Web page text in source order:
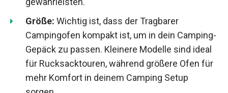
Größe: Wichtig ist, dass der Tragbarer
Campingofen kompakt ist, um in dein Camping-
Gepäck zu passen. Kleinere Modelle sind ideal
für Rucksacktouren, während größere Ofen für
mehr Komfort in deinem Camping Setup